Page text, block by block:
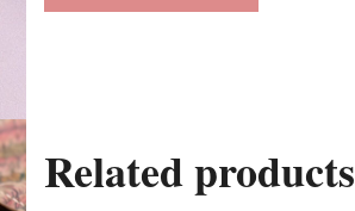
Related products